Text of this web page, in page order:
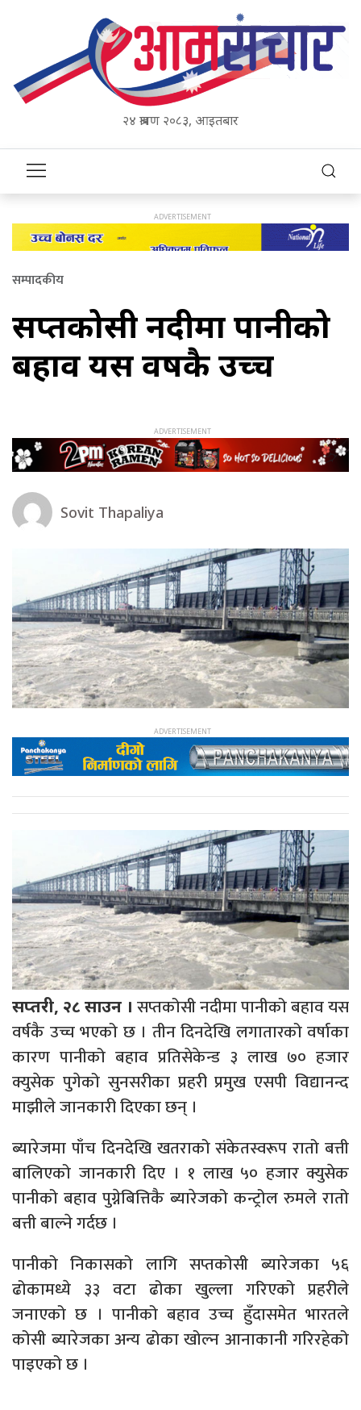
२४ श्रावण २०८३, आइतबार
सम्पादकीय
सप्तकोसी नदीमा पानीको
बहाव यस वर्षकै उच्च
Sovit Thapaliya
सप्तरी, २८ साउन । सप्तकोसी नदीमा पानीको बहाव यस
वर्षकै उच्च भएको छ । तीन दिनदेखि लगातारको वर्षाका
कारण पानीको बहाव प्रतिसेकेन्ड ३ लाख ७० हजार
क्युसेक पुगेको सुनसरीका प्रहरी प्रमुख एसपी विद्यानन्द
माझीले जानकारी दिएका छन् ।
ब्यारेजमा पाँच दिनदेखि खतराको संकेतस्वरूप रातो बत्ती
बालिएको जानकारी दिए । १ लाख ५० हजार क्युसेक
पानीको बहाव पुग्नेबित्तिकै ब्यारेजको कन्ट्रोल रुमले रातो
बत्ती बाल्ने गर्दछ ।
पानीको निकासको लागि सप्तकोसी ब्यारेजका ५६
ढोकामध्ये ३३ वटा ढोका खुल्ला गरिएको प्रहरीले
जनाएको छ । पानीको बहाव उच्च हुँदासमेत भारतले
कोसी ब्यारेजका अन्य ढोका खोल्न आनाकानी गरिरहेको
पाइएको छ ।